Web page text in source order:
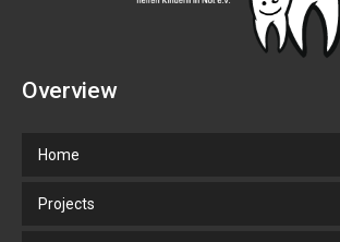
Overview
Home
Projects